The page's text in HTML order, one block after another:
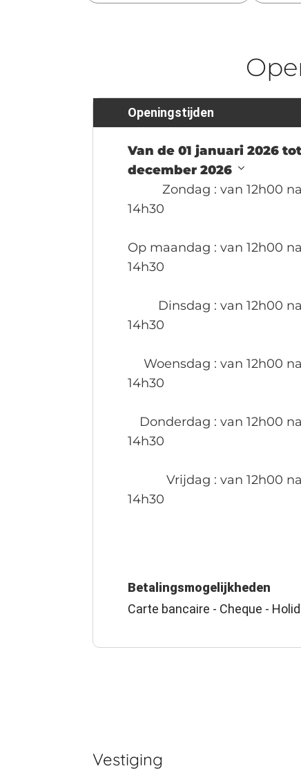
Openingstijden
Van de 01 januari 2026 tot
december 2026
Zondag : van 12h00
14h30
Op maandag : van 12h00
14h30
Dinsdag : van 12h00
14h30
Woensdag : van 12h00
14h30
Donderdag : van 12h00
14h30
Vrijdag : van 12h00
14h30
Betalingsmogelijkheden
Carte bancaire - Cheque -
Vestiging